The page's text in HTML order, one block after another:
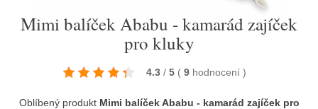
Mimi balíček Ababu - kamarád zajíček
pro kluky
4.3 / 5 ( 9 hodnocení )
Oblíbený produkt Mimi balíček Ababu - kamarád zajíček pro